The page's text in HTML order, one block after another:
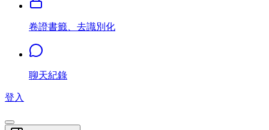
卷證書籤、去識別化
聊天紀錄
登入